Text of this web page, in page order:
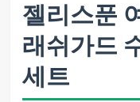
젤리스푼
래쉬가드
세트